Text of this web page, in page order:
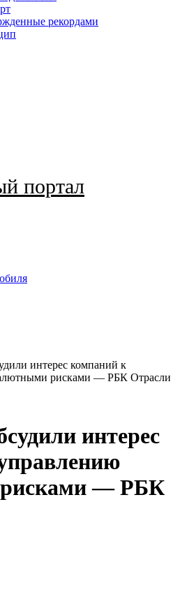
рекордами
портал
интерес компаний к
рисками — РБК Отрасли
интерес
— РБК